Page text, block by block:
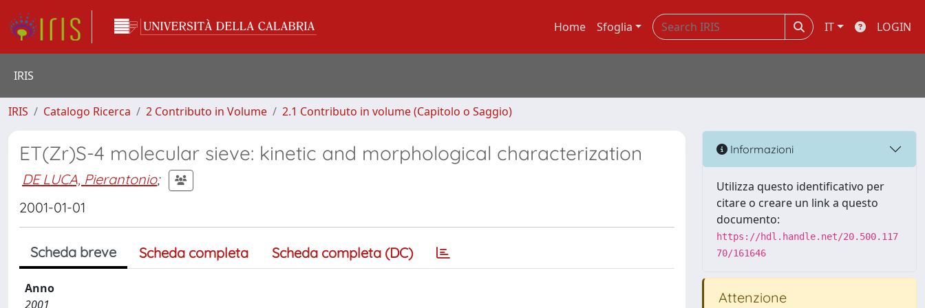
Home Sfoglia IT LOGIN
IRIS
IRIS Catalogo Ricerca 2 Contributo in Volume 2.1 Contributo in volume (Capitolo o Saggio)
ET(Zr)S-4 molecular sieve: kinetic and morphological characterization
DE LUCA, Pierantonio;
2001-01-01
Scheda breve Scheda completa Scheda completa (DC)
Anno
2001
Informazioni
Utilizza questo identificativo per
citare o creare un link a questo
documento:
https://hdl.handle.net/20.500.117
70/161646
Attenzione